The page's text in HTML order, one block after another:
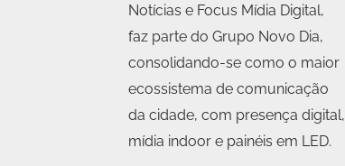
Notícias e Focus Mídia Digital,
faz parte do Grupo Novo Dia,
consolidando-se como o maior
ecossistema de comunicação
da cidade, com presença digital,
mídia indoor e painéis em LED.